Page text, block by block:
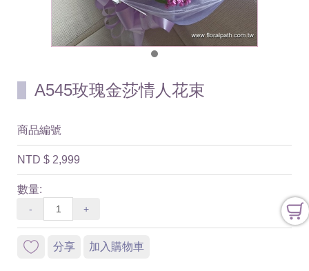
A545玫瑰金莎情人花束
商品編號
NTD $ 2,999
數量:
- +
分享 加入購物車